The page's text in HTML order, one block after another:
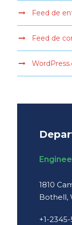
Feed de
Feed de
1810
Bothell,
+1-